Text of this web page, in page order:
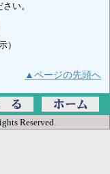
い。
）
▲ページの先頭へ
Reserved.